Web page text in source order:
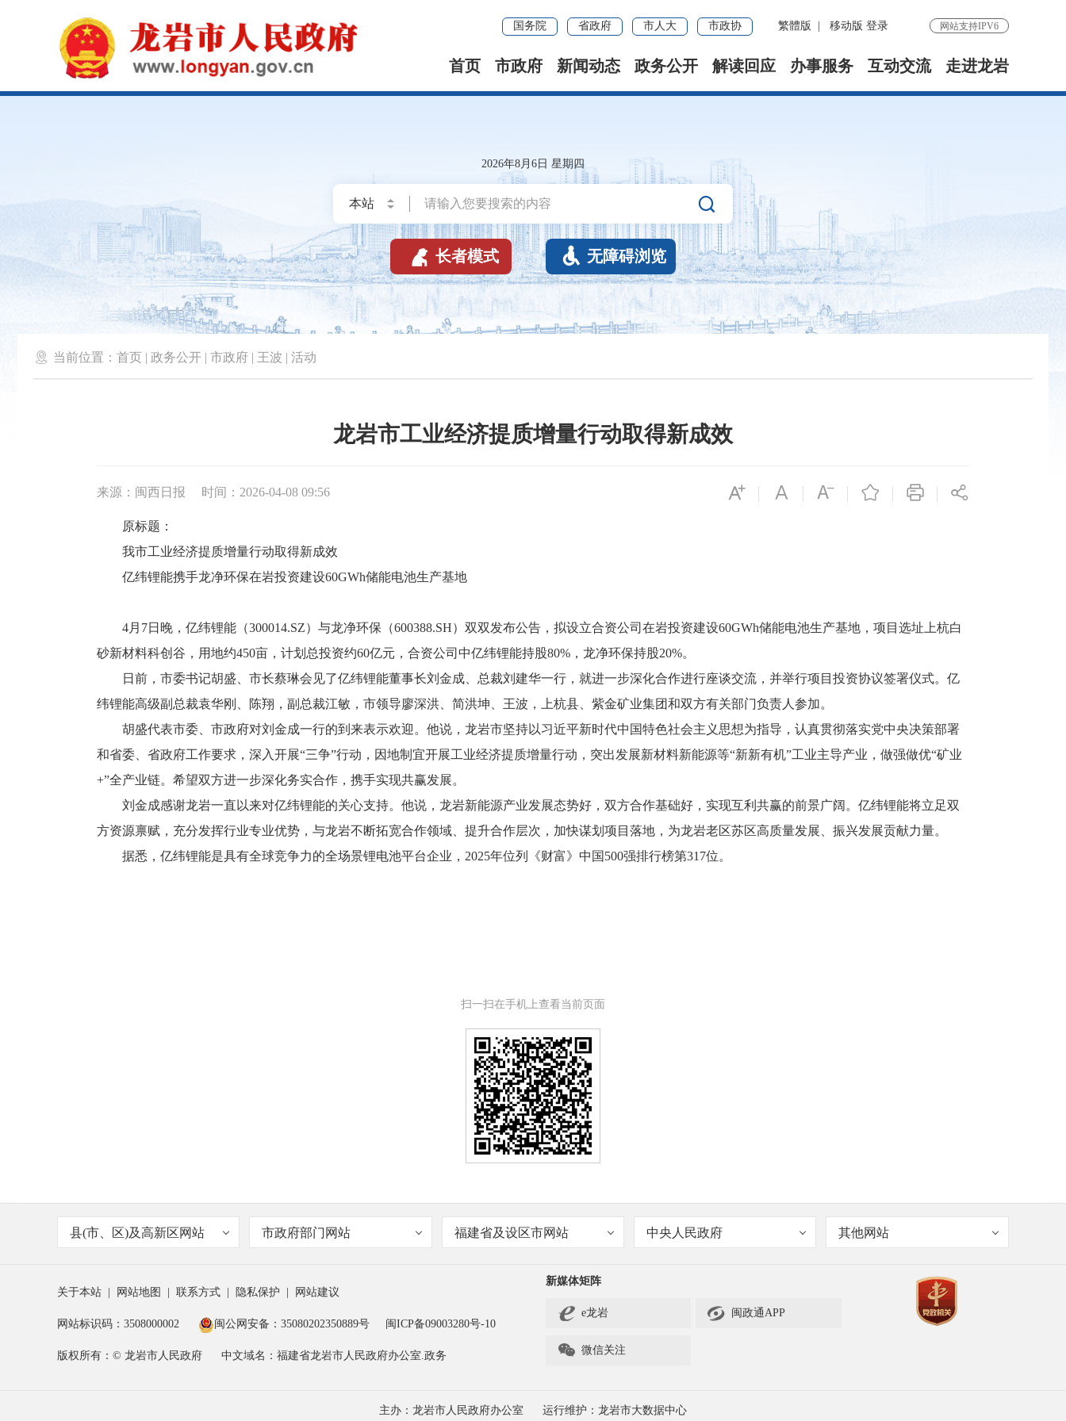
国务院 省政府 市人大 市政协 繁體版 移动版 登录 网站支持IPV6
首页 市政府 新闻动态 政务公开 解读回应 办事服务 互动交流 走进龙岩
2026年8月6日 星期四

 长者模式  无障碍浏览
 当前位置： 首页 | 政务公开 | 市政府 | 王波 | 活动
龙岩市工业经济提质增量行动取得新成效
来源：闽西日报 时间：2026-04-08 09:56
原标题：
我市工业经济提质增量行动取得新成效
亿纬锂能携手龙净环保在岩投资建设60GWh储能电池生产基地
4月7日晚，亿纬锂能（300014.SZ）与龙净环保（600388.SH）双双发布公告，拟设立合资公司在岩投资建设60GWh储能电池生产基地，项目选址上杭白
砂新材料科创谷，用地约450亩，计划总投资约60亿元，合资公司中亿纬锂能持股80%，龙净环保持股20%。
日前，市委书记胡盛、市长蔡琳会见了亿纬锂能董事长刘金成、总裁刘建华一行，就进一步深化合作进行座谈交流，并举行项目投资协议签署仪式。亿
纬锂能高级副总裁袁华刚、陈翔，副总裁江敏，市领导廖深洪、简洪坤、王波，上杭县、紫金矿业集团和双方有关部门负责人参加。
胡盛代表市委、市政府对刘金成一行的到来表示欢迎。他说，龙岩市坚持以习近平新时代中国特色社会主义思想为指导，认真贯彻落实党中央决策部署
和省委、省政府工作要求，深入开展“三争”行动，因地制宜开展工业经济提质增量行动，突出发展新材料新能源等“新新有机”工业主导产业，做强做优“矿业
+”全产业链。希望双方进一步深化务实合作，携手实现共赢发展。
刘金成感谢龙岩一直以来对亿纬锂能的关心支持。他说，龙岩新能源产业发展态势好，双方合作基础好，实现互利共赢的前景广阔。亿纬锂能将立足双
方资源禀赋，充分发挥行业专业优势，与龙岩不断拓宽合作领域、提升合作层次，加快谋划项目落地，为龙岩老区苏区高质量发展、振兴发展贡献力量。
据悉，亿纬锂能是具有全球竞争力的全场景锂电池平台企业，2025年位列《财富》中国500强排行榜第317位。
扫一扫在手机上查看当前页面
县(市、区)及高新区网站 市政府部门网站 福建省及设区市网站 中央人民政府 其他网站
关于本站 网站地图 联系方式 隐私保护 网站建议
网站标识码：3508000002 闽公网安备：35080202350889号 闽ICP备09003280号-10
版权所有：© 龙岩市人民政府 中文域名：福建省龙岩市人民政府办公室.政务
新媒体矩阵
e龙岩  闽政通APP
 微信关注
主办：龙岩市人民政府办公室 运行维护：龙岩市大数据中心